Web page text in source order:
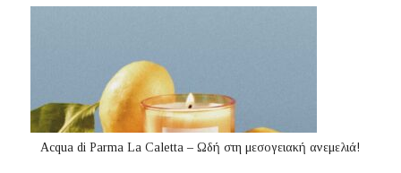
Acqua di Parma La Caletta – Ωδή στη μεσογειακή ανεμελιά!